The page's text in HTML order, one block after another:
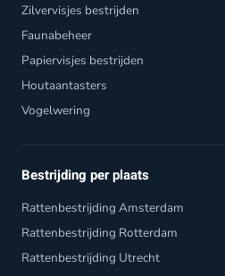
Zilvervisjes bestrijden
Faunabeheer
Papiervisjes bestrijden
Houtaantasters
Vogelwering
Bestrijding per plaats
Rattenbestrijding Amsterdam
Rattenbestrijding Rotterdam
Rattenbestrijding Utrecht